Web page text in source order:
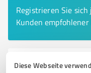
Diese Webseite
Registrieren Sie
Kunden
6 Beauty